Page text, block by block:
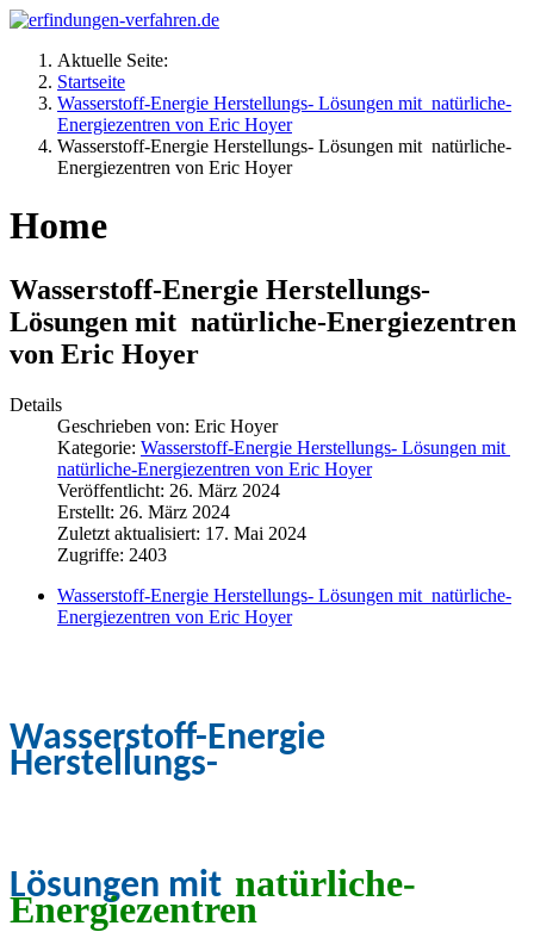
Aktuelle Seite:
Startseite
Wasserstoff-Energie Herstellungs- Lösungen mit natürliche-
Energiezentren von Eric Hoyer
Wasserstoff-Energie Herstellungs- Lösungen mit natürliche-
Energiezentren von Eric Hoyer
Home
Wasserstoff-Energie Herstellungs-
Lösungen mit natürliche-Energiezentren
von Eric Hoyer
Details
Geschrieben von: Eric Hoyer
Kategorie: Wasserstoff-Energie Herstellungs- Lösungen mit
natürliche-Energiezentren von Eric Hoyer
Veröffentlicht: 26. März 2024
Erstellt: 26. März 2024
Zuletzt aktualisiert: 17. Mai 2024
Zugriffe: 2403
Wasserstoff-Energie Herstellungs- Lösungen mit natürliche-
Energiezentren von Eric Hoyer
Wasserstoff-Energie
Herstellungs-
Lösungen mit natürliche-
Energiezentren